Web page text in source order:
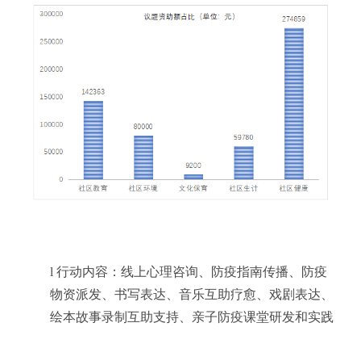
l 行动内容：线上心理咨询、防疫指南传播、防疫
物资派发、书写表达、音乐互助疗愈、戏剧表达、
绘本故事录制互助支持、亲子防疫课堂研发和实践